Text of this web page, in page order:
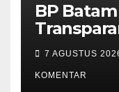
BP
Reguler
LMS
7 AGUSTUS
KOMENTAR